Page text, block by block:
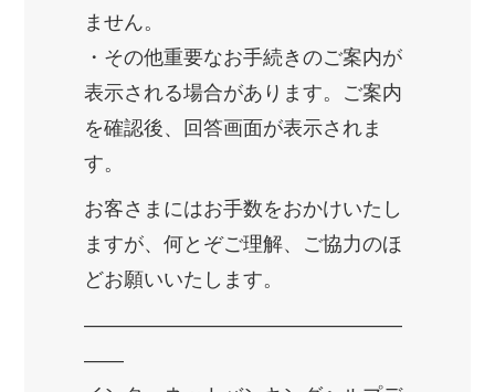
ません。
・その他重要なお手続きのご案内が
表示される場合があります。ご案内
を確認後、回答画面が表示されま
す。
お客さまにはお手数をおかけいたし
ますが、何とぞご理解、ご協力のほ
どお願いいたします。
――――――――――――――――
――